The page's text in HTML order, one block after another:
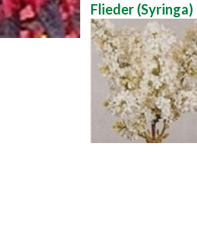
Flieder (Syringa)